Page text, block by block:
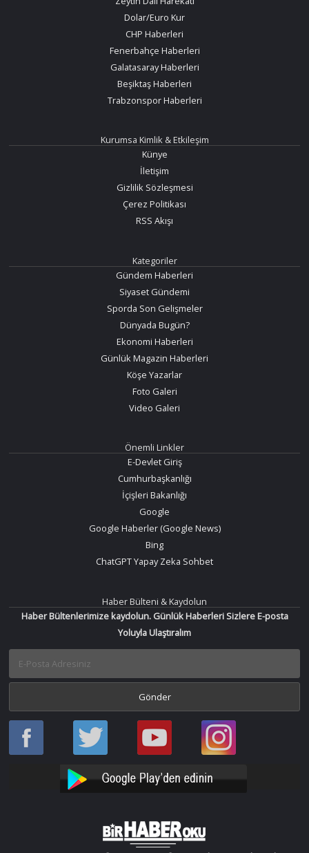
Dolar/Euro Kur
CHP Haberleri
Fenerbahçe Haberleri
Galatasaray Haberleri
Beşiktaş Haberleri
Trabzonspor Haberleri
Kurumsa Kimlik & Etkileşim
Künye
İletişim
Gizlilik Sözleşmesi
Çerez Politikası
RSS Akışı
Kategoriler
Gündem Haberleri
Siyaset Gündemi
Sporda Son Gelişmeler
Dünyada Bugün?
Ekonomi Haberleri
Günlük Magazin Haberleri
Köşe Yazarlar
Foto Galeri
Video Galeri
Önemli Linkler
E-Devlet Giriş
Cumhurbaşkanlığı
İçişleri Bakanlığı
Google
Google Haberler (Google News)
Bing
ChatGPT Yapay Zeka Sohbet
Haber Bülteni & Kaydolun
Haber Bültenlerimize kaydolun. Günlük Haberleri Sizlere E-posta
Yoluyla Ulaştıralım
Haber
Oku
Haber
Oku
Bir
Haber
YouTube
Bir
Haber
Instagram